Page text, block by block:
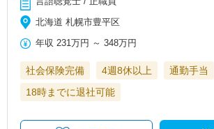
北海道 札幌市豊平区
年収 231万円 ～348万円
社会保険完備 4週8休以上 通勤手当
18時までに退社可能